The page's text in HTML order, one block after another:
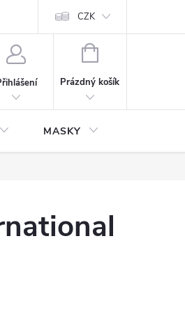
CZK
NÁKUPNÍ
Prázdný košík
MASKY